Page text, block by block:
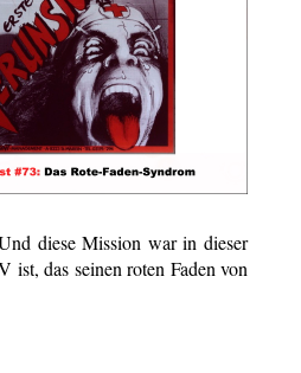
diese Mission war in dieser
das seinen roten Faden von